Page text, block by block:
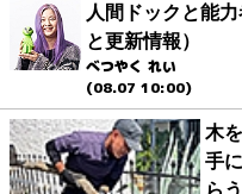
人間ドックと能
と更新情報）
べつやく れい
(08.07 10:00)
木
手
ら